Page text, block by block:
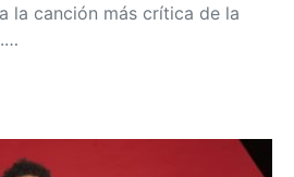
la canción más crítica de la